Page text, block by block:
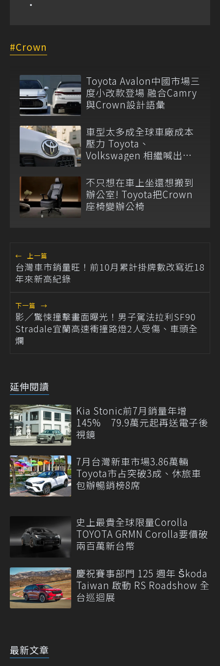
Crown
Toyota Avalon中國市場三
度小改款登場 融合Camry
與Crown設計語彙
車型太多成全球車廠成本
壓力 Toyota、
Volkswagen 相繼喊出精
不只想在車上坐還想搬到
辦公室! Toyota把Crown
座椅變辦公椅
← 上一篇
台灣車市銷量旺！前10月累計掛牌數改寫近18
年來新高紀錄
下一篇 →
影／驚悚撞擊畫面曝光！男子駕法拉利SF90
Stradale宜蘭高速衝撞路燈2人受傷、車頭全
爛
延伸閱讀
Kia Stonic前7月銷量年增
145% 79.9萬元起再送電子後
視鏡
7月台灣新車市場3.86萬輛
Toyota市占突破3成、休旅車
包辦暢銷榜8席
史上最貴全球限量Corolla
TOYOTA GRMN Corolla要價破
兩百萬新台幣
慶祝賽事部門 125 週年 Škoda
Taiwan 啟動 RS Roadshow 全
台巡迴展
最新文章